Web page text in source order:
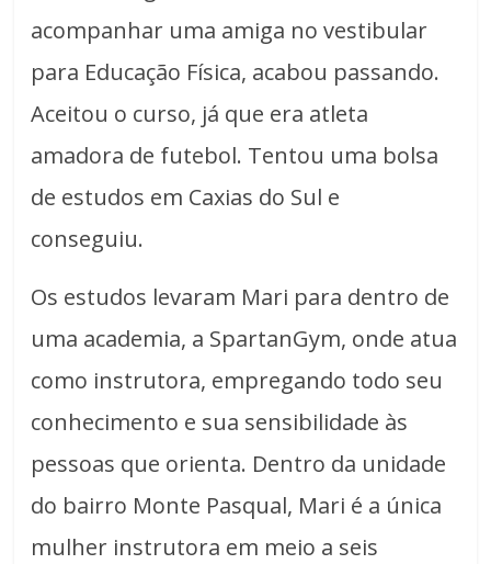
acompanhar uma amiga no vestibular
para Educação Física, acabou passando.
Aceitou o curso, já que era atleta
amadora de futebol. Tentou uma bolsa
de estudos em Caxias do Sul e
conseguiu.
Os estudos levaram Mari para dentro de
uma academia, a SpartanGym, onde atua
como instrutora, empregando todo seu
conhecimento e sua sensibilidade às
pessoas que orienta. Dentro da unidade
do bairro Monte Pasqual, Mari é a única
mulher instrutora em meio a seis